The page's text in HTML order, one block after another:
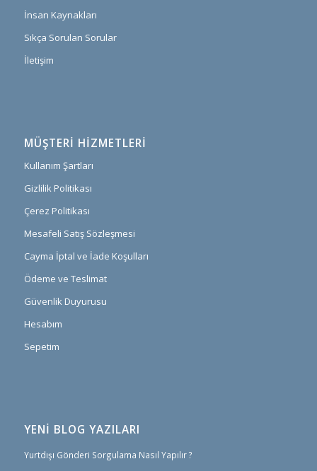
İnsan Kaynakları
Sıkça Sorulan Sorular
İletişim
MÜŞTERI HIZMETLERI
Kullanım Şartları
Gizlilik Politikası
Çerez Politikası
Mesafeli Satış Sözleşmesi
Cayma İptal ve İade Koşulları
Ödeme ve Teslimat
Güvenlik Duyurusu
Hesabım
Sepetim
YENİ BLOG YAZILARI
Yurtdışı Gönderi Sorgulama Nasıl Yapılır ?